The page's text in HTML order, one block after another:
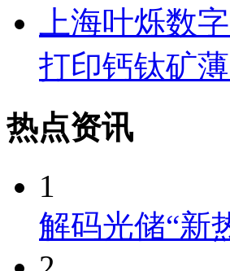
上海叶烁数
打印钙钛矿
热点资讯
1
解码光储“新